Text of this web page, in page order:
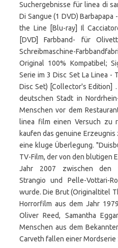
Suchergebnisse für linea di
Di Sangue (1 DVD)
the Line [Blu-ray] Il
[DVD] Farbband- für
Schreibmaschine-
Original 100% Kompatibel;
Serie im 3 Disc Set La Linea -
Disc Set) [Collector's Edition]
deutschen Stadt in
Menschen vor dem
linea film einen Versuch zu
kaufen das genuine
eine kluge Überlegung.
TV-Film, der von den blutigen
Jahr 2007 zwischen den
Strangio und Pelle-Vottari-
wurde. Die Brut (Originaltitel
Horrorfilm aus dem Jahr
Oliver Reed, Samantha
Menschen aus dem
Carveth fallen einer Mordserie